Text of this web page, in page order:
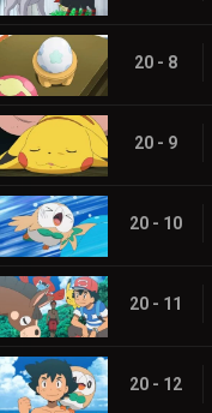
20 - 8
20 - 9
20 - 10
20 - 11
20 - 12